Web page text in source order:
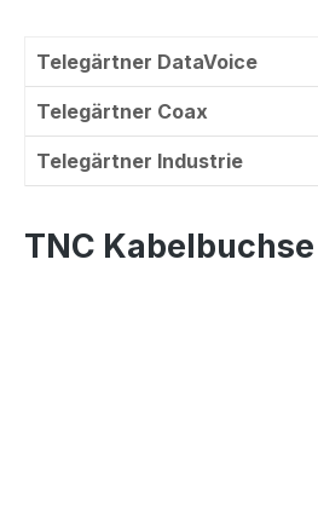
Telegärtner DataVoice
Telegärtner Coax
Telegärtner Industrie
TNC